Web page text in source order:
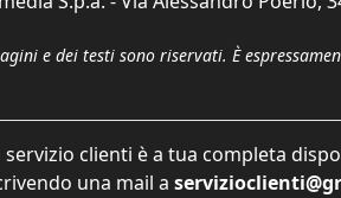
e dei testi sono riservati. È
clienti è a tua completa
una mail a